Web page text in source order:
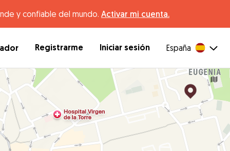
y confiable del mundo. Activar mi cuenta.
Registrarme Iniciar sesión España